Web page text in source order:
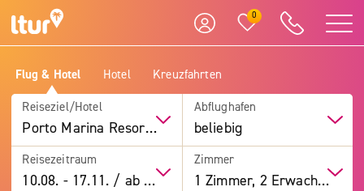
0
Flug & Hotel Hotel Kreuzfahrten
Reiseziel/Hotel
Porto Marina Resort & Spa
Abflughafen
beliebig
Reisezeitraum
10.08. -17.11. / ab 7 Tage
Zimmer
1 Zimmer, 2 Erwachsene